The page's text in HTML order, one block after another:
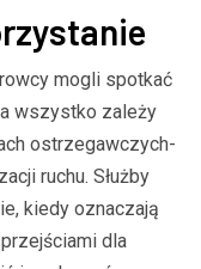
mogli spotkać
wszystko zależy
ostrzegawczych-
ruchu. Służby
kiedy oznaczają
dla